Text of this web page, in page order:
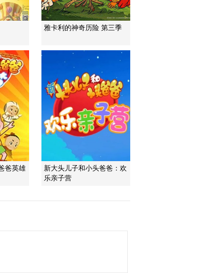
雅卡利的神奇历险 第三季
爸英雄
新大头儿子和小头爸爸：欢
乐亲子营